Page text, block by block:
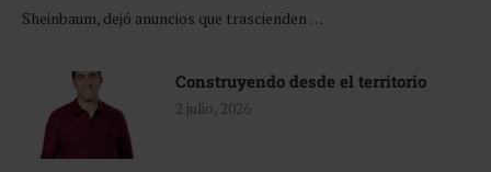
Sheinbaum, dejó anuncios que trascienden …
Construyendo desde el territorio
2 julio, 2026